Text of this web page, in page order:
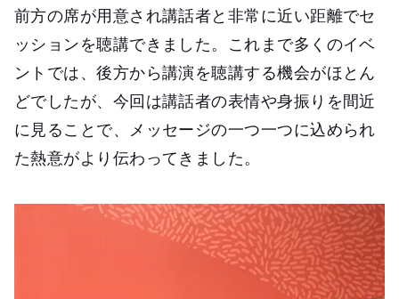
前方の席が用意され講話者と非常に近い距離でセ
ッションを聴講できました。これまで多くのイベ
ントでは、後方から講演を聴講する機会がほとん
どでしたが、今回は講話者の表情や身振りを間近
に見ることで、メッセージの一つ一つに込められ
た熱意がより伝わってきました。